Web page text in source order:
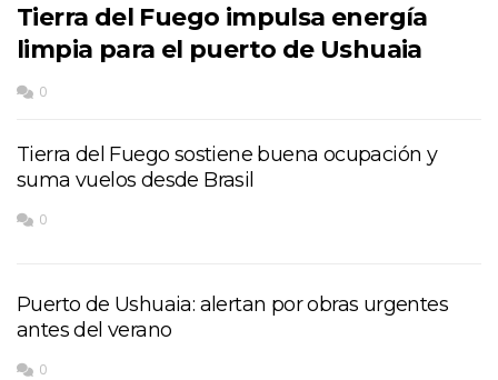
Tierra del Fuego impulsa energía
limpia para el puerto de Ushuaia
0
Tierra del Fuego sostiene buena ocupación y
suma vuelos desde Brasil
0
Puerto de Ushuaia: alertan por obras urgentes
antes del verano
0